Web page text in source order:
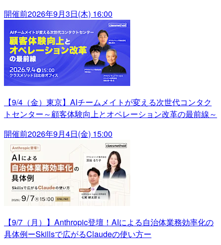
開催前2026年9月3日(木) 16:00
【9/4（金）東京】AIチームメイトが変える次世代コンタク
トセンター～顧客体験向上とオペレーション改革の最前線～
開催前2026年9月4日(金) 15:00
【9/7（月）】Anthropic登壇！AIによる自治体業務効率化の
具体例ーSkillsで広がるClaudeの使い方ー